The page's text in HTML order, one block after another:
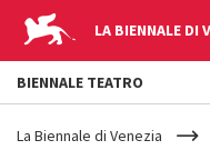
LA BIENNALE DI
YOUR
ARE
La Biennale di Venezia
BIENNALE TEATRO